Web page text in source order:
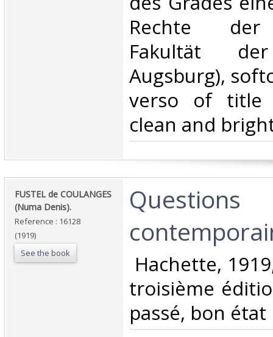
Rechte der
Fakultät
Augsburg),
verso of title
clean and
‎FUSTEL de COULANGES
(Numa Denis).‎
Reference : 16128
(1919)
See the book
‎Questions
Hachette,
troisième
passé, bon état‎